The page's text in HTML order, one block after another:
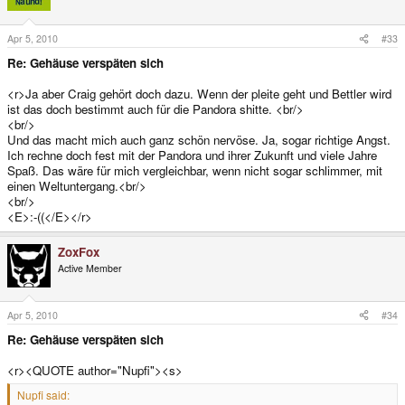
Apr 5, 2010 #33
Re: Gehäuse verspäten sich
<r>Ja aber Craig gehört doch dazu. Wenn der pleite geht und Bettler wird
ist das doch bestimmt auch für die Pandora shitte. <br/>
<br/>
Und das macht mich auch ganz schön nervöse. Ja, sogar richtige Angst.
Ich rechne doch fest mit der Pandora und ihrer Zukunft und viele Jahre
Spaß. Das wäre für mich vergleichbar, wenn nicht sogar schlimmer, mit
einen Weltuntergang.<br/>
<br/>
<E>:-((</E></r>
ZoxFox
Active Member
Apr 5, 2010 #34
Re: Gehäuse verspäten sich
<r><QUOTE author="Nupfi"><s>
Nupfi said: